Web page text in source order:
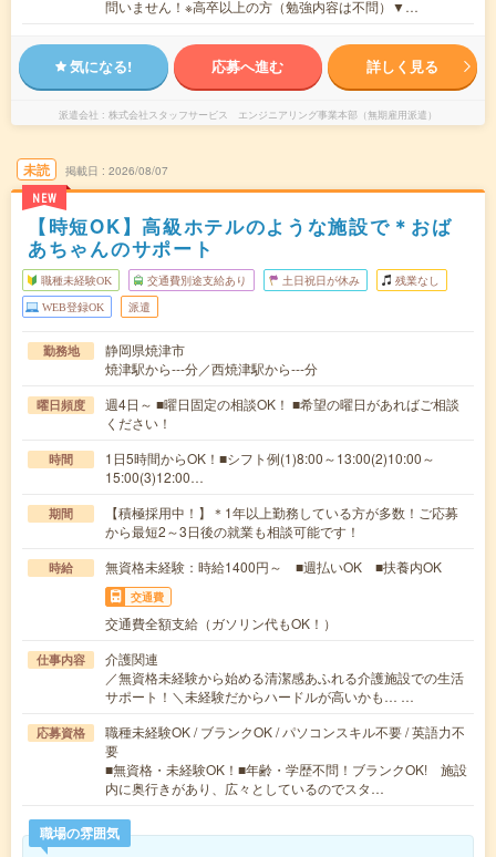
問いません！※高卒以上の方（勉強内容は不問）▼…
気になる! 応募へ進む 詳しく見る
派遣会社 株式会社スタッフサービス エンジニアリング事業本部（無期雇用派遣）
未読
NEW
掲載日 2026/08/07
【時短OK】高級ホテルのような施設で＊おば
あちゃんのサポート
職種未経験OK 交通費別途支給あり 土日祝日が休み 残業なし
WEB登録OK 派遣
勤務地
静岡県焼津市
焼津駅から---分／西焼津駅から---分
曜日頻度
週4日～ ■曜日固定の相談OK！ ■希望の曜日があればご相談
ください！
時間
1日5時間からOK！■シフト例(1)8:00～13:00(2)10:00～
15:00(3)12:00…
期間
【積極採用中！】＊1年以上勤務している方が多数！ご応募
から最短2～3日後の就業も相談可能です！
時給 無資格未経験：時給1400円～ ■週払いOK ■扶養内OK
交通費
交通費全額支給（ガソリン代もOK！）
仕事内容
介護関連
／無資格未経験から始める清潔感あふれる介護施設での生活
サポート！＼未経験だからハードルが高いかも… …
応募資格
職種未経験OK / ブランクOK / パソコンスキル不要 / 英語力不
要
■無資格・未経験OK！■年齢・学歴不問！ブランクOK! 施設
内に奥行きがあり、広々としているのでスタ…
職場の雰囲気